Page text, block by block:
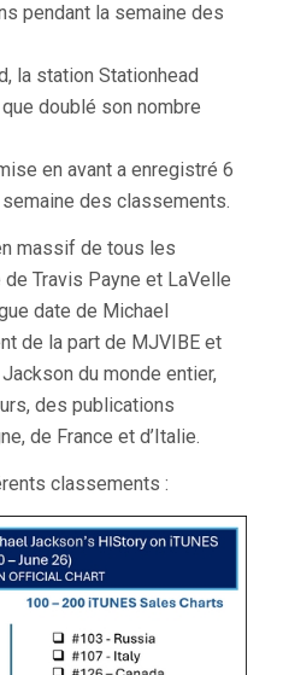
pendant la semaine des
la station Stationhead
doublé son nombre
en avant a enregistré 6
des classements.
massif de tous les
Travis Payne et LaVelle
date de Michael
de la part de MJVIBE et
du monde entier,
des publications
de France et d’Italie.
classements :